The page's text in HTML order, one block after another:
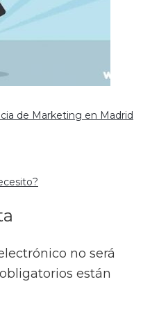
de Marketing en Madrid
no será
están